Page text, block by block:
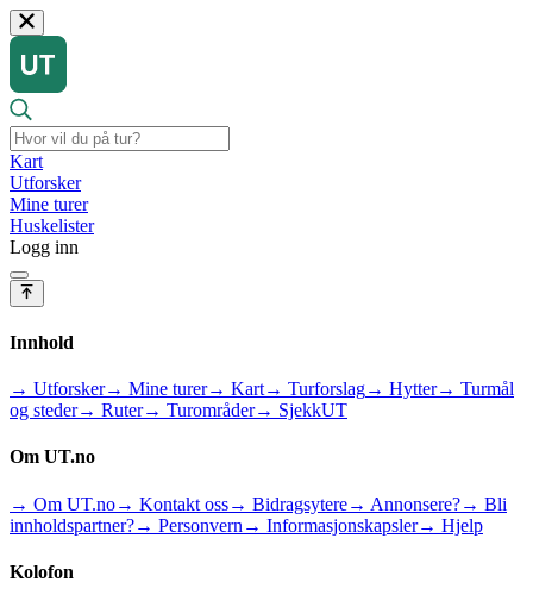
Kart
Utforsker
Mine turer
Huskelister
Logg inn
Innhold
→ Utforsker→ Mine turer→ Kart→ Turforslag→ Hytter→ Turmål
og steder→ Ruter→ Turområder→ SjekkUT
Om UT.no
→ Om UT.no→ Kontakt oss→ Bidragsytere→ Annonsere?→ Bli
innholdspartner?→ Personvern → Informasjonskapsler→ Hjelp
Kolofon